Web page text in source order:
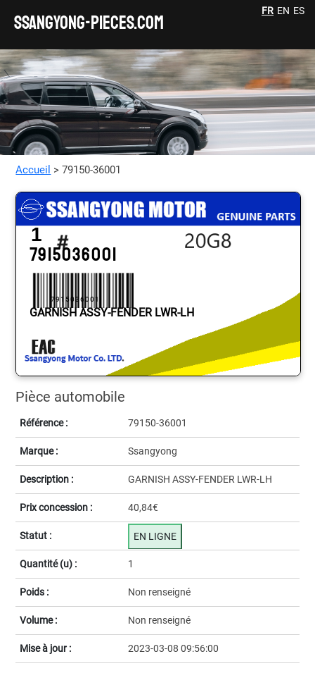
SSANGYONG-pieces.com
FR EN ES
Accueil > 79150-36001
Pièce automobile
Référence : 79150-36001
Marque : Ssangyong
Description : GARNISH ASSY-FENDER LWR-LH
Prix concession : 40,84€
Statut : EN LIGNE
Quantité (u) : 1
Poids : Non renseigné
Volume : Non renseigné
Mise à jour : 2023-03-08 09:56:00
1
7915036001
7915036001
GARNISH ASSY-FENDER LWR-LH